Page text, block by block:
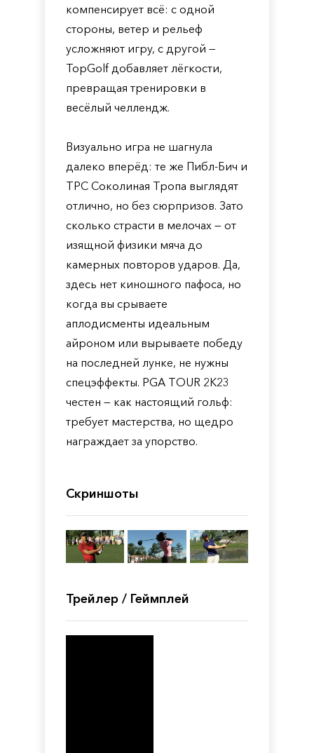
компенсирует всё: с одной
стороны, ветер и рельеф
усложняют игру, с другой —
TopGolf добавляет лёгкости,
превращая тренировки в
весёлый челлендж.
Визуально игра не шагнула
далеко вперёд: те же Пибл-Бич и
TPC Соколиная Тропа выглядят
отлично, но без сюрпризов. Зато
сколько страсти в мелочах — от
изящной физики мяча до
камерных повторов ударов. Да,
здесь нет киношного пафоса, но
когда вы срываете
аплодисменты идеальным
айроном или вырываете победу
на последней лунке, не нужны
спецэффекты. PGA TOUR 2K23
честен — как настоящий гольф:
требует мастерства, но щедро
награждает за упорство.
Скриншоты
Трейлер / Геймплей